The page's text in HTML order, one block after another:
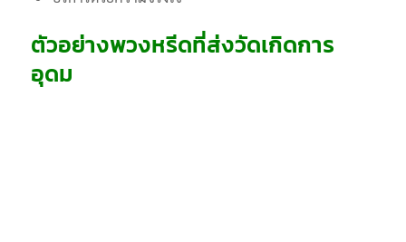
ตัวอย่างพวงหรีดที่ส่งวัดเกิดการ
อุดม